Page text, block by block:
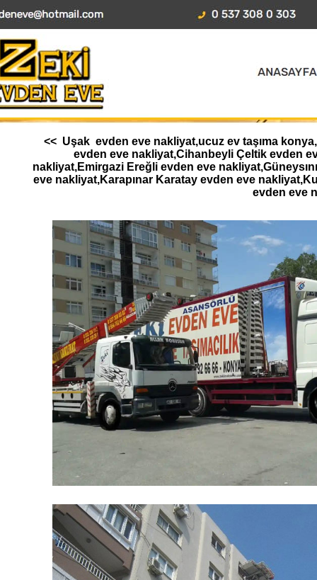
<< Uşak evden eve nakliyat,ucuz ev taşıma
evden eve nakliyat,Cihanbeyli Çeltik evden
nakliyat,Emirgazi Ereğli evden eve
eve nakliyat,Karapınar Karatay evden eve
evden eve